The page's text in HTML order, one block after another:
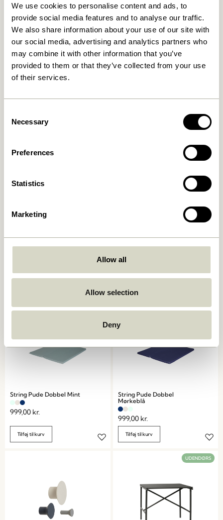
We use cookies to personalise content and ads, to
provide social media features and to analyse our traffic.
We also share information about your use of our site with
our social media, advertising and analytics partners who
may combine it with other information that you’ve
provided to them or that they’ve collected from your use
of their services.
Selection
Necessary
Preferences
Statistics
Marketing
Allow all
Allow selection
Deny
nummeret+45 44 22 68 88
Levering indenfor 1-4 hverdage
30 dages returret
Fri fragt over 499 DKK*
Haus Loungestol Beige Haus Spisestol Beige
2.549,00
UDENDØRS
String Pude Dobbel Mint
999,00 kr.
Tilføj til kurv
String Pude Dobbel
Mørkeblå
999,00 kr.
Tilføj til kurv
UDENDØRS